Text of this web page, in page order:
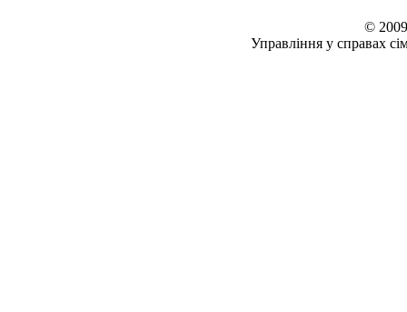
©
Управління у справах